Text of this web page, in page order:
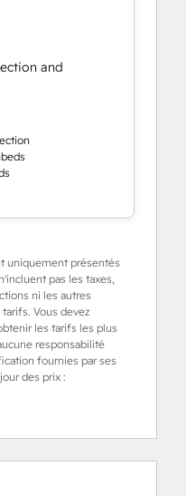
and
uniquement présentés
pas les taxes,
ni les autres
Vous devez
les tarifs les plus
responsabilité
fournies par ses
des prix :